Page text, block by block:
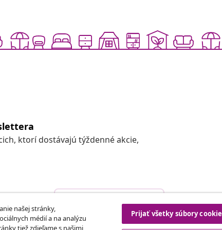
ktorí dostávajú týždenné akcie,
Odstúpenie od zmluvy
našej stránky,
médií a na analýzu
tiež zdieľame s našimi
Prijať všetky súbory cookie